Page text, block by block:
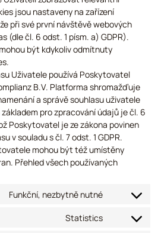
jsou nastaveny na zařízení
při své první návštěvě webových
(dle čl. 6 odst. 1 písm. a) GDPR).
být kdykoliv odmítnuty
Uživatele používá Poskytovatel
B.V. Platforma shromažďuje
a správě souhlasu uživatele
základem pro zpracování údajů je čl. 6
Poskytovatel je ze zákona povinen
v souladu s čl. 7 odst. 1 GDPR.
mohou být též umístěny
Přehled všech používaných
Funkční, nezbytně nutné Consent
Statistics Consent